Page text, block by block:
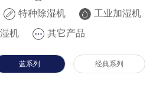
特种除湿机
工业加湿机
机
其它产品
蓝系列 经典系列